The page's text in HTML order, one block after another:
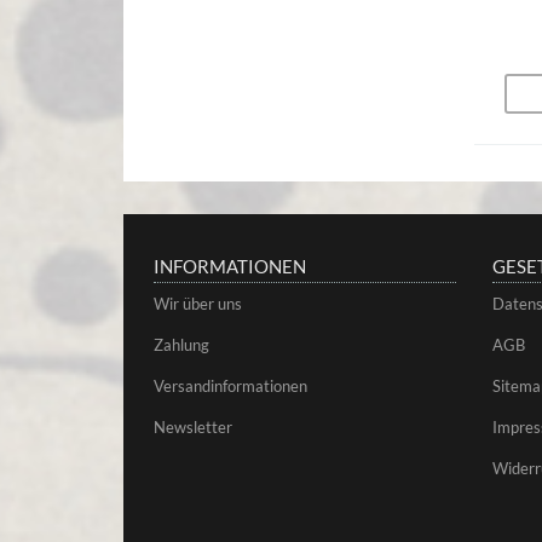
INFORMATIONEN
Wir über uns
Zahlung
Versandinformationen
Newsletter
AGB